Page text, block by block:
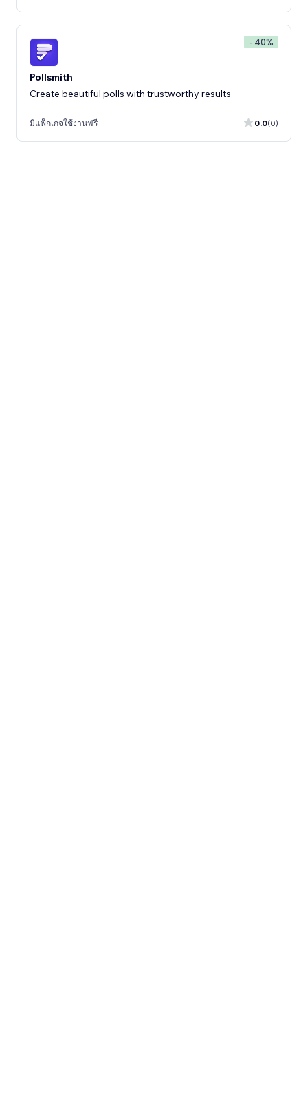
- 40%
Create beautiful polls with trustworthy results
มีแพ็กเกจใช้งานฟรี 0.0(0)